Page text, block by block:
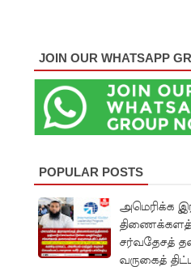
JOIN OUR WHATSAPP
POPULAR POSTS
அமெரிக்க
சர்வதேசத்
வருகைத்